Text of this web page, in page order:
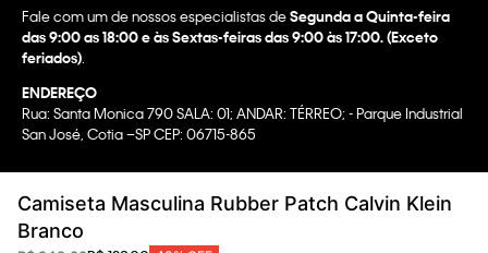
Camiseta Masculina Rubber Patch Calvin Klein
Branco
Fale com um de nossos especialistas deSegunda a Quinta-feira
das 9:00 as 18:00 e às Sextas-feiras das 9:00 às 17:00. (Exceto
feriados)
ENDEREÇO
Rua: Santa Monica 790 SALA: 01; ANDAR: TÉRREO; - Parque Industrial
San José, Cotia –SP CEP: 06715-865
WBR INDUSTRIA E COMERCIO DE VESTUARIO LTDA.
CNPJ 07.296.319/0058-90